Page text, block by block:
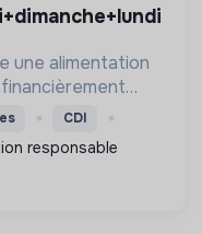
une alimentation
CDI
responsable